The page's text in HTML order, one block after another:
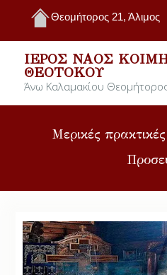
Θεομήτορος 21, Άλιμος
ΙΕΡΌΣ ΝΑΌΣ
ΘΕΟΤΌΚΟΥ
Άνω Καλαμακίου
Μερικές